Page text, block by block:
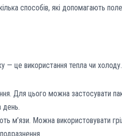
способів, які допомагають
— це використання тепла чи
Для цього можна застосувати
день.
м’язи. Можна використовувати